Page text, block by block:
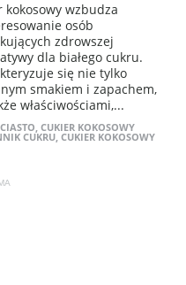
kokosowy wzbudza
osób
zdrowszej
dla białego cukru.
się nie tylko
smakiem i zapachem,
właściwościami,...
CIASTO, CUKIER KOKOSOWY
CUKRU, CUKIER KOKOSOWY